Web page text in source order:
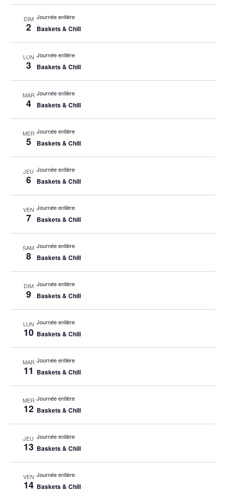
DIM
2
Journée entière
Baskets & Chill
LUN
3
Journée entière
Baskets & Chill
MAR
4
Journée entière
Baskets & Chill
MER
5
Journée entière
Baskets & Chill
JEU
6
Journée entière
Baskets & Chill
VEN
7
Journée entière
Baskets & Chill
SAM
8
Journée entière
Baskets & Chill
DIM
9
Journée entière
Baskets & Chill
LUN
10
Journée entière
Baskets & Chill
MAR
11
Journée entière
Baskets & Chill
MER
12
Journée entière
Baskets & Chill
JEU
13
Journée entière
Baskets & Chill
VEN
14
Journée entière
Baskets & Chill